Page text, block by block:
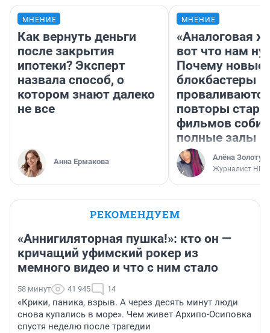
МНЕНИЕ
Как вернуть деньги
после закрытия
ипотеки? Эксперт
назвала способ, о
котором знают далеко
не все
Анна Ермакова
МНЕНИЕ
«Аналоговая
вот что нам
Почему новые
блокбастеры
повторы
фильмов
полные залы
Алёна
Журналист НГС
РЕКОМЕНДУЕМ
«Аннигиляторная пушка!»: кто он —
кричащий уфимский рокер из
мемного видео и что с ним стало
58 минут 41 945 14
«Крики, паника, взрыв. А через десять минут люди
снова купались в море». Чем живет Архипо-Осиповка
спустя неделю после трагедии